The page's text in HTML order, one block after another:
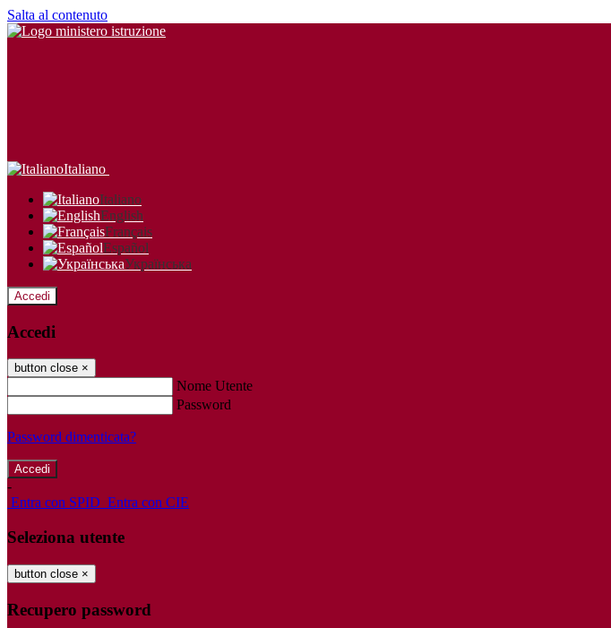
Salta al contenuto
Italiano
Italiano
English
Français
Español
Українська
Accedi
Accedi
button close ×
Nome Utente
Password
Password dimenticata?
-
Entra con SPID Entra con CIE
Seleziona utente
button close ×
Recupero password